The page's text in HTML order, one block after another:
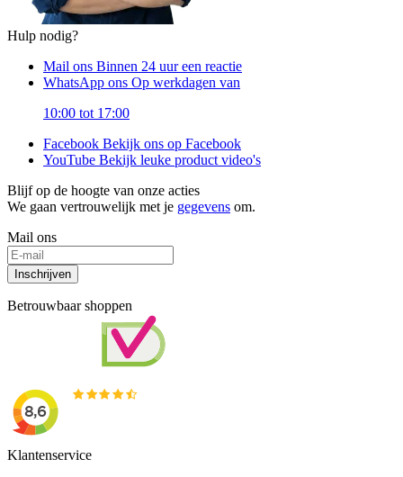
Hulp nodig?
Mail ons Binnen 24 uur een reactie
WhatsApp ons Op werkdagen van
10:00 tot 17:00
Facebook Bekijk ons op Facebook
YouTube Bekijk leuke product video's
Blijf op de hoogte van onze acties
We gaan vertrouwelijk met je gegevens om.
Mail ons
Inschrijven
Betrouwbaar shoppen
Klantenservice